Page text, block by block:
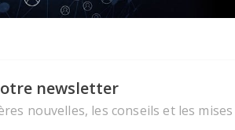
newsletter
nouvelles, les conseils et les